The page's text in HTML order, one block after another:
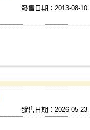
發售日期：2013-08-10
發售日期：2026-05-23